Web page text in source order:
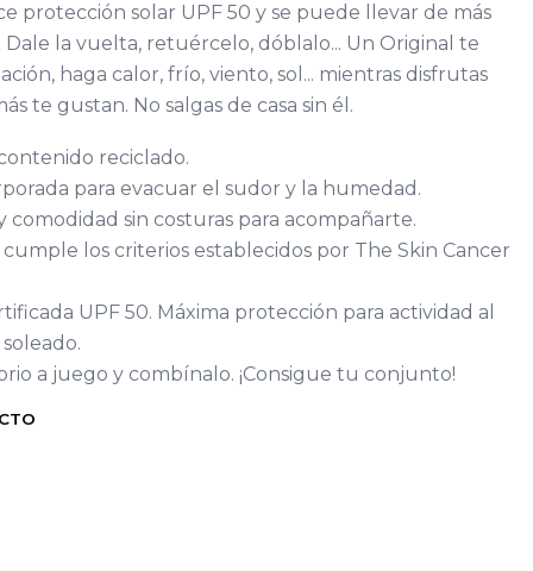
protección solar UPF 50 y se puede llevar de más
Dale la vuelta, retuércelo, dóblalo... Un Original te
haga calor, frío, viento, sol... mientras disfrutas
te gustan. No salgas de casa sin él.
reciclado.
para evacuar el sudor y la humedad.
comodidad sin costuras para acompañarte.
los criterios establecidos por The Skin Cancer
UPF 50. Máxima protección para actividad al
a juego y combínalo. ¡Consigue tu conjunto!